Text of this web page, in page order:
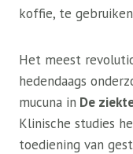
koffie, te
Het meest
hedendaags
mucuna in De
Klinische studies
toediening van